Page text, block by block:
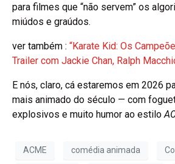
para filmes que “não servem” os
miúdos e graúdos.
ver também : “Karate Kid: Os
Trailer com Jackie Chan, Ralph
E nós, claro, cá estaremos em 2026
mais animado do século — com
explosivos e muito humor ao estilo
ACME comédia animada